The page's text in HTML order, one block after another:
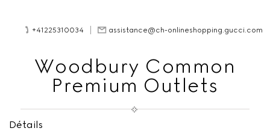
+41225310034 assistance@ch-onlineshopping.gucci.com
Woodbury Common
Premium Outlets
Détails